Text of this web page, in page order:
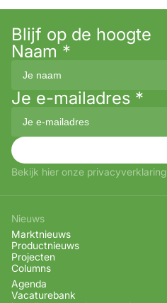
Blijf op de hoogte
Naam *
Je e-mailadres *
Bekijk hier onze privacyverklaring
Nieuws
Marktnieuws
Productnieuws
Projecten
Columns
Agenda
Vacaturebank